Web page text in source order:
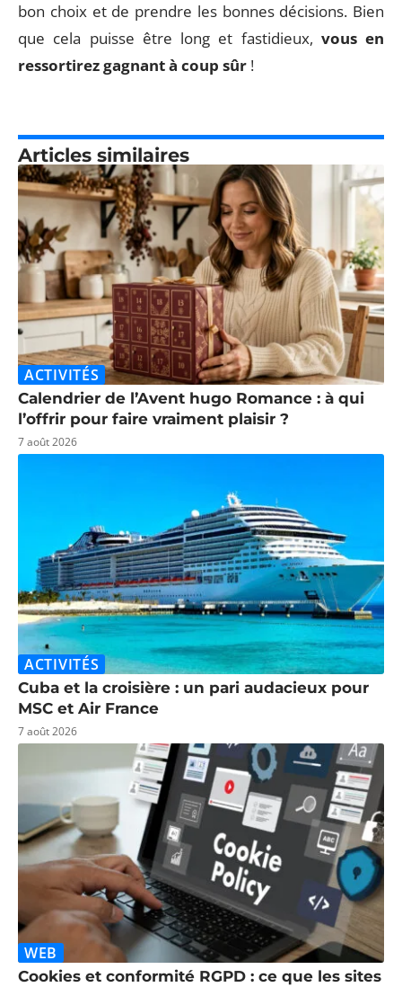
bon choix et de prendre les bonnes décisions. Bien
que cela puisse être long et fastidieux, vous en
ressortirez gagnant à coup sûr !
Articles similaires
ACTIVITÉS
Calendrier de l’Avent hugo Romance : à qui
l’offrir pour faire vraiment plaisir ?
7 août 2026
ACTIVITÉS
Cuba et la croisière : un pari audacieux pour
MSC et Air France
7 août 2026
WEB
Cookies et conformité RGPD : ce que les sites